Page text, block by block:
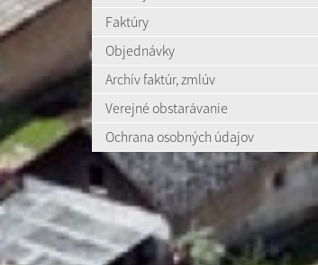
Faktúry
Objednávky
Archív faktúr, zmlúv
Verejné obstarávanie
Ochrana osobných údajov